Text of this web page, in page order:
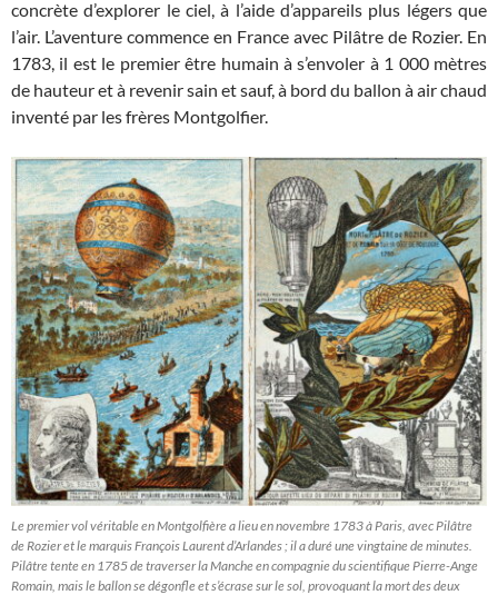
concrète d’explorer le ciel, à l’aide d’appareils plus légers que
l’air. L’aventure commence en France avec Pilâtre de Rozier. En
1783, il est le premier être humain à s’envoler à 1 000 mètres
de hauteur et à revenir sain et sauf, à bord du ballon à air chaud
inventé par les frères Montgolfier.
Le premier vol véritable en Montgolfière a lieu en novembre 1783 à Paris, avec Pilâtre
de Rozier et le marquis François Laurent d’Arlandes ; il a duré une vingtaine de minutes.
Pilâtre tente en 1785 de traverser la Manche en compagnie du scientifique Pierre-Ange
Romain, mais le ballon se dégonfle et s’écrase sur le sol, provoquant la mort des deux